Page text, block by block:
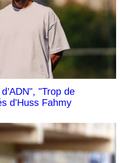
"Trop de
d'Huss Fahmy